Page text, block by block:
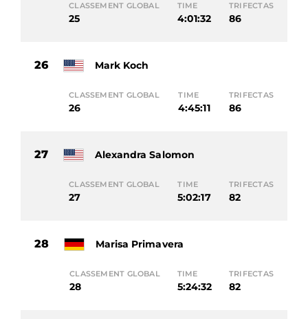
CLASSEMENT GLOBAL
25
TIME
4:01:32
TRIFECTAS
86
26 Mark Koch
CLASSEMENT GLOBAL
26
TIME
4:45:11
TRIFECTAS
86
27 Alexandra Salomon
CLASSEMENT GLOBAL
27
TIME
5:02:17
TRIFECTAS
82
28 Marisa Primavera
CLASSEMENT GLOBAL
28
TIME
5:24:32
TRIFECTAS
82